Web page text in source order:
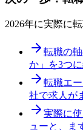
2026年に実際に
転職の
か」を3つ
転職エ
社で求人が
実際に
ューと、ま